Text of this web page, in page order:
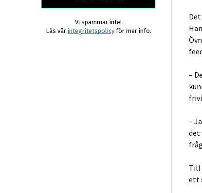
Vi spammar inte!
Läs vår integritetspolicyför mer info.
–
–
det
Till
ett